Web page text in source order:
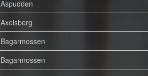
Aspudden
Axelsberg
Bagarmossen
Bagarmossen